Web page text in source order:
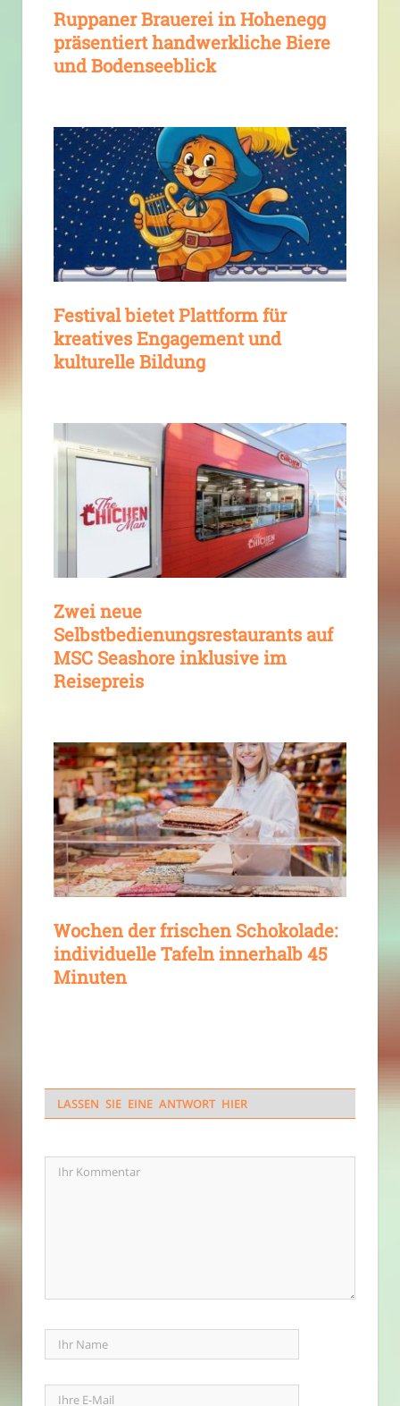
Ruppaner Brauerei in Hohenegg
präsentiert handwerkliche Biere
und Bodenseeblick
Festival bietet Plattform für
kreatives Engagement und
kulturelle Bildung
Zwei neue
Selbstbedienungsrestaurants auf
MSC Seashore inklusive im
Reisepreis
Wochen der frischen Schokolade:
individuelle Tafeln innerhalb 45
Minuten
LASSEN SIE EINE ANTWORT HIER